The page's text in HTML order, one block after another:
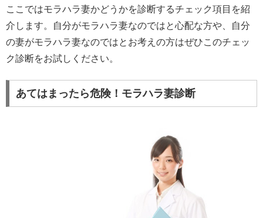
ここではモラハラ妻かどうかを診断するチェック項目を紹
介します。自分がモラハラ妻なのではと心配な方や、自分
の妻がモラハラ妻なのではとお考えの方はぜひこのチェッ
ク診断をお試しください。
あてはまったら危険！モラハラ妻診断